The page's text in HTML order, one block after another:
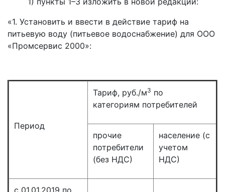
«1. Установить и ввести в действие тариф на
питьевую воду (питьевое водоснабжение) для ООО
«Промсервис 2000»:
Период
Тариф, руб./м3 по
категориям потребителей
прочие
потребители
(без НДС)
население (с
учетом
НДС)
с 01.01.2019 по